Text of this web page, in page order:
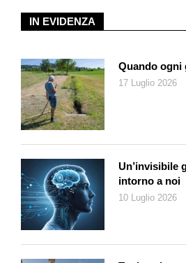
antica, che considera il Rabbi «la
camminava a testa in giù».
E che dire del quasi centenario Reb
per il suo costante intercalare, che si
sentendo voci femminili che possono
istante. Mentre Reb Asher, il lattaio,
beneficenza a destra e a manca, e
congregazione la piccolezza
salva l’intera famiglia del Rabbi da un
Il piccolo Isaac nascosto spesso in
IN EVIDENZA
Quando ogni
17 Luglio 2026
Un’invisibile
intorno a noi
10 Luglio 2026